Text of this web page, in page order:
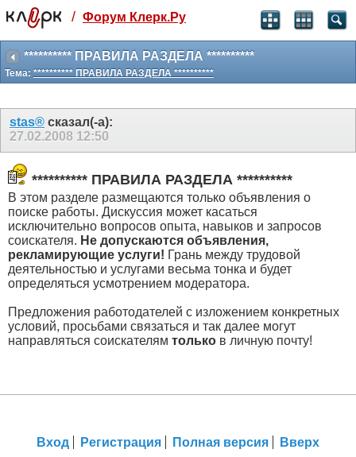
Святые угодники, Клерк без рекламы
прекрасен:)
месяц
3 месяца
259 ₽
-10%
499 ₽
-15%
Отмена Оплатить
/ Форум Клерк.Ру
********** ПРАВИЛА РАЗДЕЛА **********
Тема: ********** ПРАВИЛА РАЗДЕЛА **********
stas® сказал(-а):
27.02.2008 12:50
********** ПРАВИЛА РАЗДЕЛА **********
В этом разделе размещаются только объявления о
поиске работы. Дискуссия может касаться
исключительно вопросов опыта, навыков и запросов
соискателя. Не допускаются объявления,
рекламирующие услуги! Грань между трудовой
деятельностью и услугами весьма тонка и будет
определяться усмотрением модератора.
Предложения работодателей с изложением конкретных
условий, просьбами связаться и так далее могут
направляться соискателям только в личную почту!
Вход Регистрация Полная версия Вверх